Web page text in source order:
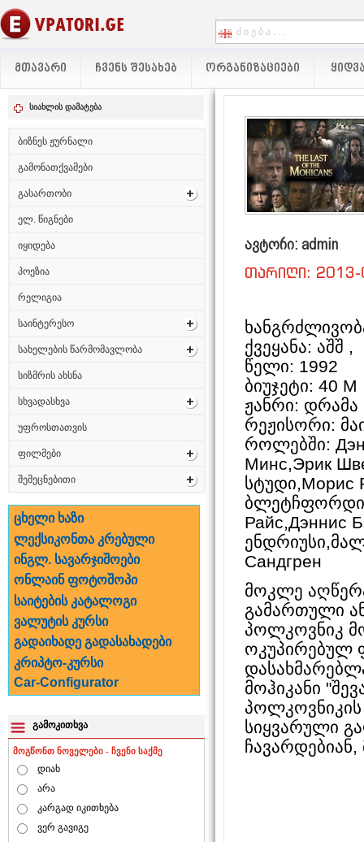
ᲛᲗᲐᲕᲐᲠᲘ ᲩᲕᲔᲜᲡ ᲨᲔᲡᲐᲮᲔᲑ ᲝᲠᲒᲐᲜᲘᲖᲐᲪᲘᲔᲑᲘ
სიახლის დამატება
ბიზნეს ჟურნალი
გამონათქვამები
გასართობი
ელ. წიგნები
იყიდება
პოეზია
რელიგია
საინტერესო
სახელების წარმომავლობა
სიზმრის ახსნა
სხვადასხვა
უფროსთათვის
ფილმები
შემეცნებითი
ცხელი ხაზი
ლექსიკონთა კრებული
ინგლ. სავარჯიშოები
ონლაინ ფოტოშოპი
საიტების კატალოგი
ვალუტის კურსი
გადაიხადე გადასახადები
კრიპტო-კურსი
Car-Configurator
გამოკითხვა
მოგწონთ ნოველები - ჩვენი საქმე
დიახ
არა
კარგად იკითხება
ვერ გავიგე
ავტორი: admin
თარიღი:
ქვეყანა: აშშ ,
წელი: 1992
ბიუჯეტი: 40 M
ჟანრი:
რეჟისორი:
როლებში:
Минс,Эрик
სტუდი,Морис
Райс,Дэннис
Сандгрен
მოკლე
გამართული
პოლკოვნიკ
ოკუპირებულ
მოჰიკანი
სიყვარული